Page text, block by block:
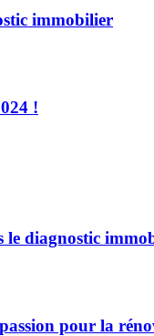
immobilier
!
diagnostic
pour la